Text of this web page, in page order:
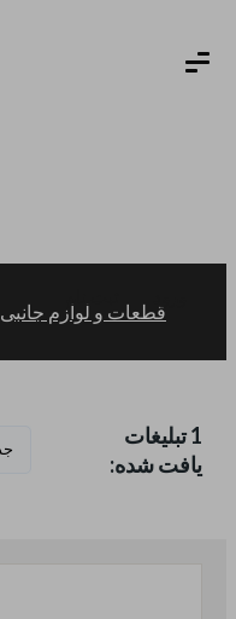
قطعات و لوازم جانبی
1 تبلیغات
یافت شده: